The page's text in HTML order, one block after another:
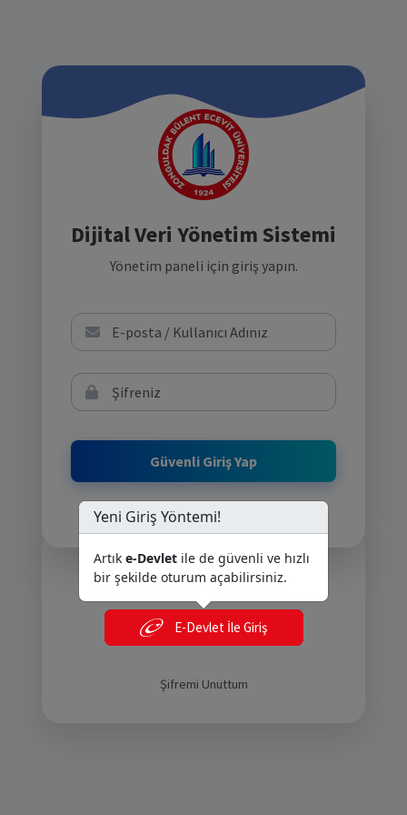
Dijital Veri Yönetim Sistemi
Yönetim paneli için giriş yapın.
veya bunlarla devam edin
E-Devlet İle Giriş
Şifremi Unuttum
E-Devlet İle Giriş
Yeni Giriş Yöntemi!
Artık e-Devlet ile de güvenli ve hızlı
bir şekilde oturum açabilirsiniz.